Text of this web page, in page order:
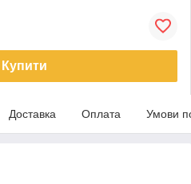
Купити
Доставка Оплата Умови